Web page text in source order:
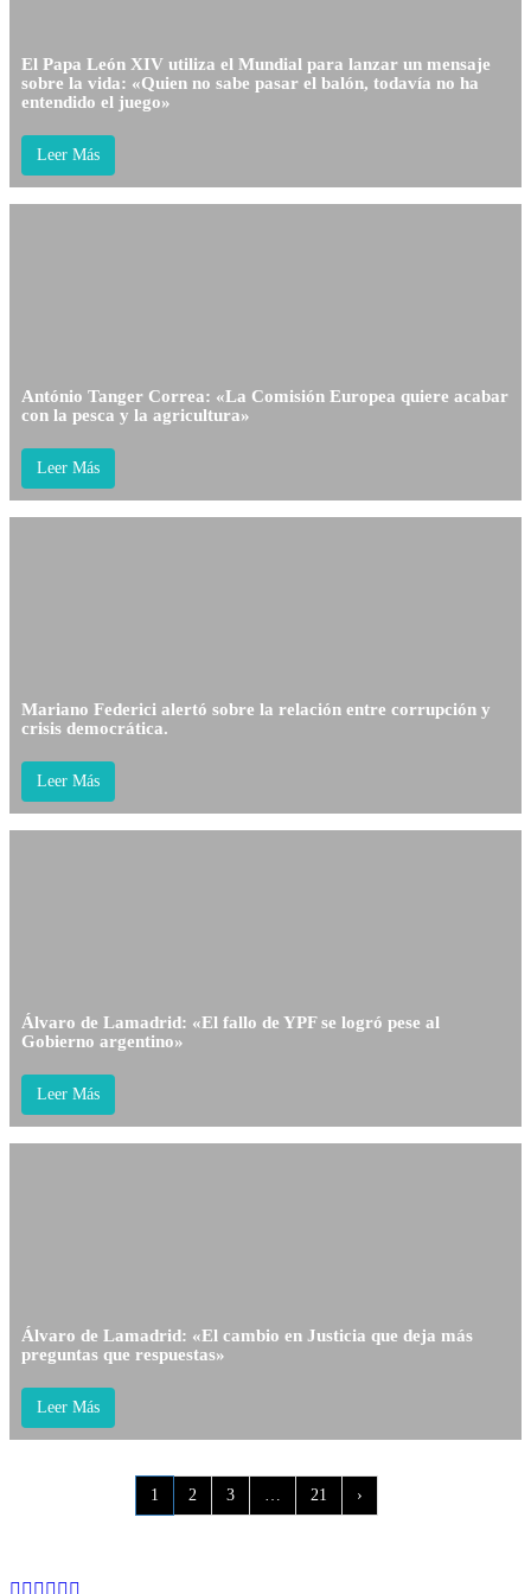
El Papa León XIV utiliza el Mundial para lanzar un mensaje
sobre la vida: «Quien no sabe pasar el balón, todavía no ha
entendido el juego»
Leer Más
António Tanger Correa: «La Comisión Europea quiere acabar
con la pesca y la agricultura»
Leer Más
Mariano Federici alertó sobre la relación entre corrupción y
crisis democrática.
Leer Más
Álvaro de Lamadrid: «El fallo de YPF se logró pese al
Gobierno argentino»
Leer Más
Álvaro de Lamadrid: «El cambio en Justicia que deja más
preguntas que respuestas»
Leer Más
1 2 3 … 21 ›